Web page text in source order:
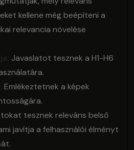
kellene még beépíteni a
relevancia növelése
Javaslatot tesznek a H1-H6
Emlékeztetnek a képek
tesznek releváns belső
javítja a felhasználói élményt